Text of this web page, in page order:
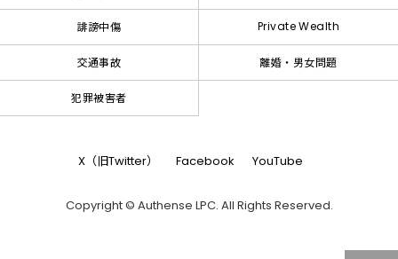
誹謗中傷 Private Wealth
交通事故 離婚・男女問題
犯罪被害者
X（旧Twitter） Facebook YouTube
Copyright © Authense LPC. All Rights Reserved.